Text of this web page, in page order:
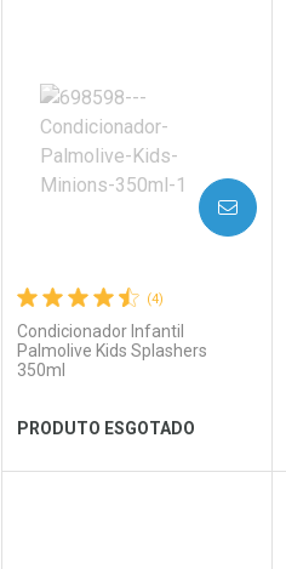
Laboratório
Ver Desconto Convênio
Por Menos
(4)
Condicionador Infantil
Palmolive Kids Splashers
350ml
PRODUTO ESGOTADO
AVISE-ME